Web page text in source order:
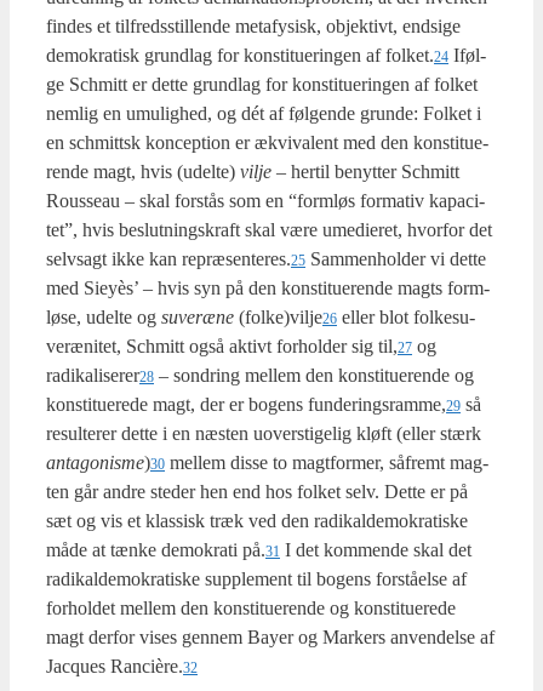
fin­des et til­freds­stil­len­de meta­fy­sisk, objek­tivt, end­si­ge
demo­kra­tisk grund­lag for kon­sti­tu­e­rin­gen af folket.24 Iføl­
ge Sch­mitt er det­te grund­lag for kon­sti­tu­e­rin­gen af fol­ket
nem­lig en umu­lig­hed, og dét af føl­gen­de grun­de: Fol­ket i
en sch­mittsk kon­cep­tion er ækvi­va­lent med den kon­sti­tu­e­
ren­de magt, hvis (udel­te) vil­je – her­til benyt­ter Sch­mitt
Rous­seau – skal for­stås som en “form­løs for­ma­tiv kapa­ci­
tet”, hvis beslut­nings­kraft skal være ume­di­e­ret, hvor­for det
selvsagt ikke kan repræsenteres.25 Sam­men­hol­der vi det­te
med Sieyès’ – hvis syn på den kon­sti­tu­e­ren­de magts form­
lø­se, udel­te og suveræ­ne (folke)vilje26 eller blot fol­kes­u­
veræ­ni­tet, Sch­mitt også aktivt for­hol­der sig til,27 og
radikaliserer28 – son­dring mel­lem den kon­sti­tu­e­ren­de og
kon­sti­tu­e­re­de magt, der er bogens funderingsramme,29 så
resul­te­rer det­te i en næsten uover­sti­ge­lig kløft (eller stærk
anta­go­nis­me)30 mel­lem dis­se to magt­for­mer, såfremt mag­
ten går andre ste­der hen end hos fol­ket selv. Det­te er på
sæt og vis et klas­sisk træk ved den radi­kal­de­mo­kra­ti­ske
måde at tæn­ke demo­kra­ti på.31 I det kom­men­de skal det
radi­kal­de­mo­kra­ti­ske sup­ple­ment til bogens for­stå­el­se af
for­hol­det mel­lem den kon­sti­tu­e­ren­de og kon­sti­tu­e­re­de
magt der­for vises gen­nem Bay­er og Mar­kers anven­del­se af
Jacques Rancière.32